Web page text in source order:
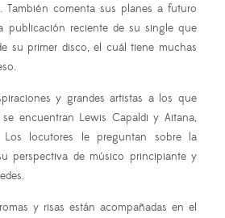
También comenta sus planes a futuro
publicación reciente de su single que
su primer disco, el cuál tiene muchas
y grandes artistas a los que
encuentran Lewis Capaldi y Aitana,
locutores le preguntan sobre la
perspectiva de músico principiante y
y risas están acompañadas en el